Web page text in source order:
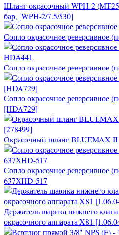
Шланг окрасочный WPH-2
бар, [WPH-2/7.5/530]
Сопло окрасочное реверсивное
Сопло окрасочное реверсивное
Сопло окрасочное реверсивное
[HDA729]
Окрасочный шланг BLUEMAX II
Сопло окрасочное реверсивное
637XHD-517
Держатель шарика нижнего
окрасочного аппарата X81